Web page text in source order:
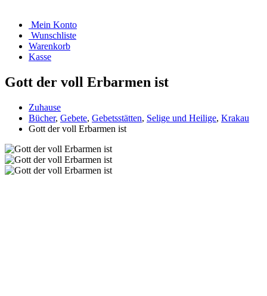
Mein Konto
Wunschliste
Warenkorb
Kasse
Gott der voll Erbarmen ist
Zuhause
Bücher, Gebete, Gebetsstätten, Selige und Heilige, Krakau
Gott der voll Erbarmen ist